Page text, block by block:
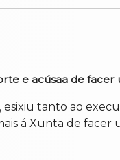
e acúsaa de
tanto ao
á Xunta de